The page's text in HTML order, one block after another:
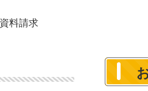
料請求